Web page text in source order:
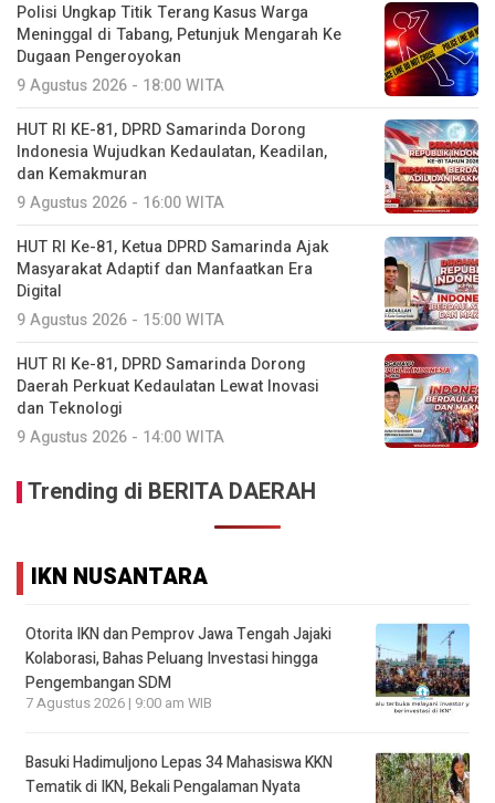
Polisi Ungkap Titik Terang Kasus Warga
Meninggal di Tabang, Petunjuk Mengarah Ke
Dugaan Pengeroyokan
9 Agustus 2026 - 18:00 WITA
HUT RI KE-81, DPRD Samarinda Dorong
Indonesia Wujudkan Kedaulatan, Keadilan,
dan Kemakmuran
9 Agustus 2026 - 16:00 WITA
HUT RI Ke-81, Ketua DPRD Samarinda Ajak
Masyarakat Adaptif dan Manfaatkan Era
Digital
9 Agustus 2026 - 15:00 WITA
HUT RI Ke-81, DPRD Samarinda Dorong
Daerah Perkuat Kedaulatan Lewat Inovasi
dan Teknologi
9 Agustus 2026 - 14:00 WITA
Trending di BERITA DAERAH
IKN NUSANTARA
Otorita IKN dan Pemprov Jawa Tengah Jajaki
Kolaborasi, Bahas Peluang Investasi hingga
Pengembangan SDM
7 Agustus 2026 | 9:00 am WIB
Basuki Hadimuljono Lepas 34 Mahasiswa KKN
Tematik di IKN, Bekali Pengalaman Nyata